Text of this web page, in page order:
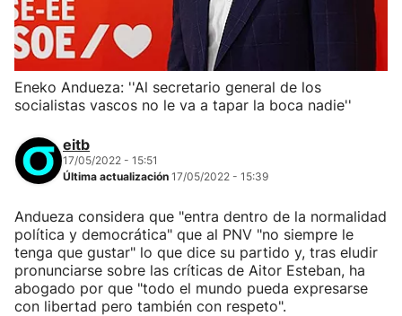
Eneko Andueza: ''Al secretario general de los
socialistas vascos no le va a tapar la boca nadie''
eitb
17/05/2022 - 15:51
Última actualización 17/05/2022 - 15:39
Andueza considera que "entra dentro de la normalidad
política y democrática" que al PNV "no siempre le
tenga que gustar" lo que dice su partido y, tras eludir
pronunciarse sobre las críticas de Aitor Esteban, ha
abogado por que "todo el mundo pueda expresarse
con libertad pero también con respeto".